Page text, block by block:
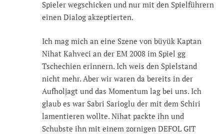
Spieler wegschicken und nur mit den Spielführern
einen Dialog akzeptierten.
Ich mag mich an eine Szene von büyük Kaptan
Nihat Kahveci an der EM 2008 im Spiel gg
Tschechien erinnern. Ich weis den Spielstand
nicht mehr. Aber wir waren da bereits in der
Aufholjagt und das Momentum lag bei uns. Ich
glaub es war Sabri Sarioglu der mit dem Schiri
lamentieren wollte. Nihat packte ihn und
Schubste ihn mit einem zornigen DEFOL GIT